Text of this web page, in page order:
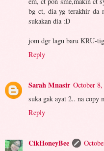
bg ct, dia yg terakhir da
sukakan dia :D
jom dgr lagu baru KRU-
Reply
Sarah Mnasir October
suka gak ayat 2.. na copy
Reply
CikHoneyBee